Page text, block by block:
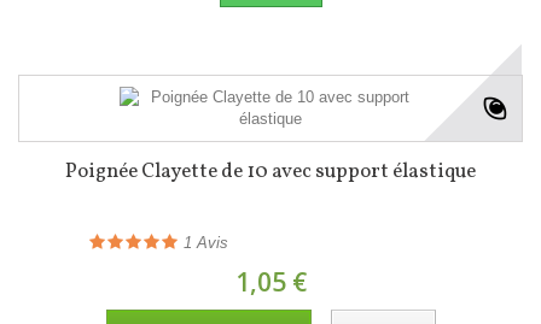
Poignée Clayette de 10 avec support élastique
1 Avis
1,05 €